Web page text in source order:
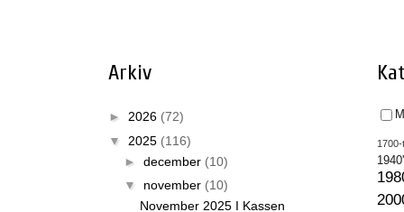
Arkiv
► 2026 (72)
▼ 2025 (116)
► december (10)
▼ november (10)
November 2025 I Kassen
1700-